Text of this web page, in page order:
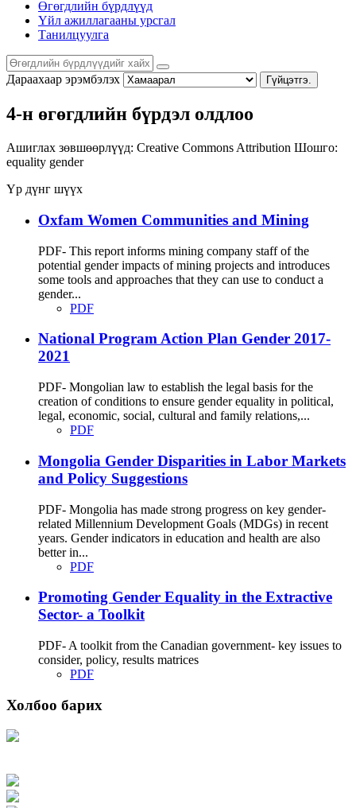
Өгөгдлийн бүрдлүүд
Үйл ажиллагааны урсгал
Танилцуулга
Дараахаар эрэмбэлэх Гүйцэтгэ.
4-н өгөгдлийн бүрдэл олдлоо
Ашиглах зөвшөөрлүүд: Creative Commons Attribution Шошго:
equality gender
Үр дүнг шүүх
Oxfam Women Communities and Mining
PDF- This report informs mining company staff of the
potential gender impacts of mining projects and introduces
some tools and approaches that they can use to conduct a
gender...
PDF
National Program Action Plan Gender 2017-
2021
PDF- Mongolian law to establish the legal basis for the
creation of conditions to ensure gender equality in political,
legal, economic, social, cultural and family relations,...
PDF
Mongolia Gender Disparities in Labor Markets
and Policy Suggestions
PDF- Mongolia has made strong progress on key gender-
related Millennium Development Goals (MDGs) in recent
years. Gender indicators in education and health are also
better in...
PDF
Promoting Gender Equality in the Extractive
Sector- a Toolkit
PDF- A toolkit from the Canadian government- key issues to
consider, policy, results matrices
PDF
Холбоо барих